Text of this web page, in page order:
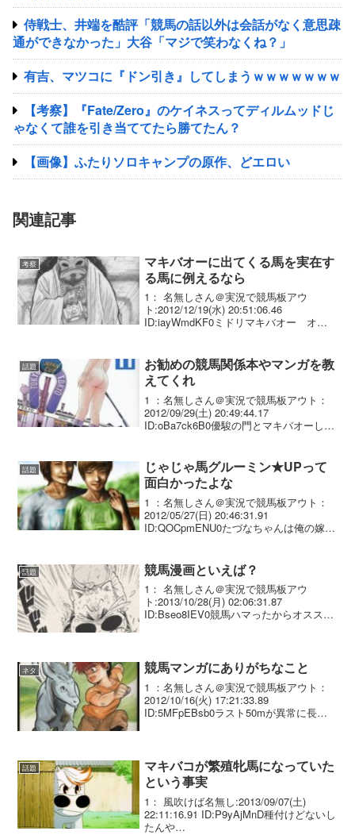
侍戦士、井端を酷評「競馬の話以外は会話がなく意思疎
通ができなかった」大谷「マジで笑わなくね？」
有吉、マツコに『ドン引き』してしまうｗｗｗｗｗｗｗ
【考察】『Fate/Zero』のケイネスってディルムッドじ
ゃなくて誰を引き当ててたら勝てたん？
【画像】ふたりソロキャンプの原作、どエロい
関連記事
考察
マキバオーに出てくる馬を実在す
る馬に例えるなら
1： 名無しさん＠実況で競馬板アウ
ト:2012/12/19(水) 20:51:06.46
ID:iayWmdKF0ミドリマキバオー オグ
話題
お勧めの競馬関係本やマンガを教
えてくれ
1 ：名無しさん＠実況で競馬板アウト：
2012/09/29(土) 20:49:44.17
ID:oBa7ck6B0優駿の門とマキバオーしか
20:50:50.83...
話題
じゃじゃ馬グルーミン★UPって
面白かったよな
1 ：名無しさん＠実況で競馬板アウト：
2012/05/27(日) 20:46:31.91
ID:QOCpmENU0たづなちゃんは俺の嫁な
話題 競馬漫画といえば？
1： 名無しさん＠実況で競馬板アウ
ト:2013/10/28(月) 02:06:31.87
ID:Bseo8IEV0競馬ハマったからオススメ
ネタ 競馬マンガにありがちなこと
1 ：名無しさん＠実況で競馬板アウト：
2012/10/16(火) 17:21:33.89
ID:5MFpEBsb0ラスト50mが異常に長い2
話題
マキバコが繁殖牝馬になっていた
という事実
1： 風吹けば名無し:2013/09/07(土)
22:11:16.91 ID:P9yAjMnD種付けどないし
たんや…